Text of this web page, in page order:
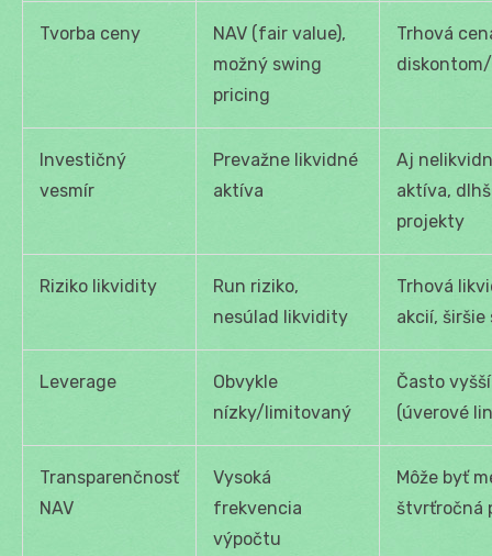
Tvorba ceny
NAV (fair value),
možný swing
pricing
Trhová
Investičný
vesmír
Prevažne likvidné
aktíva
Aj
aktíva,
projekty
Riziko likvidity
Run riziko,
nesúlad likvidity
Trhová
akcií, širšie
Leverage
Obvykle
nízky/limitovaný
Často vyšší
(úverové
Transparenčnosť
NAV
Vysoká
frekvencia
výpočtu
Môže byť
štvrťročná